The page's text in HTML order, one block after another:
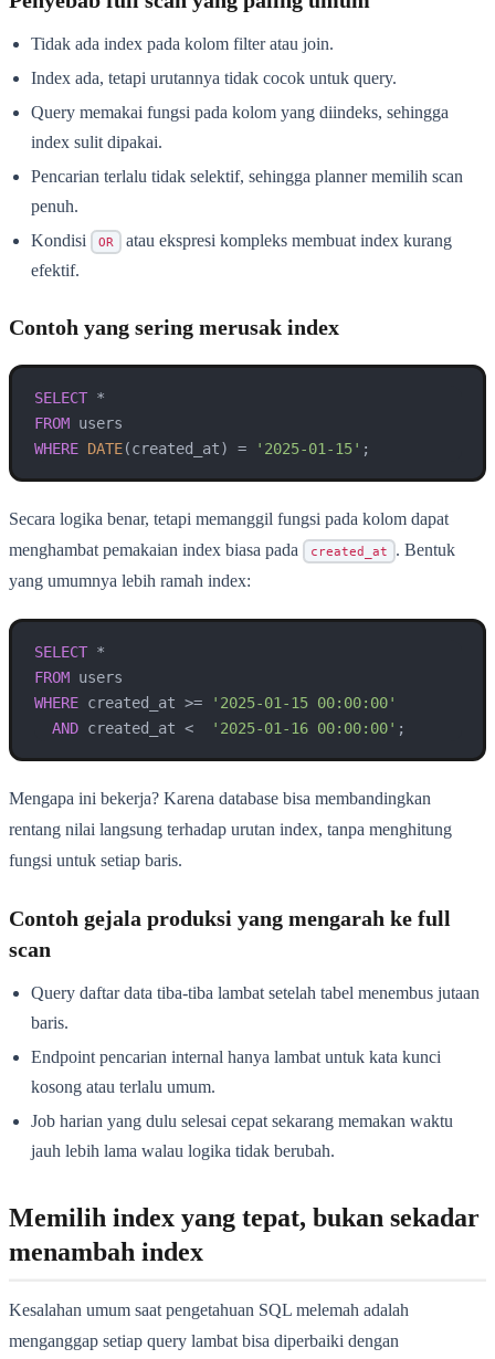
Tidak ada index pada kolom filter atau join.
Index ada, tetapi urutannya tidak cocok untuk query.
Query memakai fungsi pada kolom yang diindeks, sehingga
index sulit dipakai.
Pencarian terlalu tidak selektif, sehingga planner memilih scan
penuh.
Kondisi
OR
atau ekspresi kompleks membuat index kurang
efektif.
Contoh yang sering merusak index
SELECT *
FROM
WHERE DATE(created_at) = '2025-01-15' ;
Secara logika benar, tetapi memanggil fungsi pada kolom dapat
menghambat pemakaian index biasa pada
created_at
. Bentuk
yang umumnya lebih ramah index:
SELECT *
FROM
WHERE created_at >=
'2025-01-15 00:00:00'
AND created_at < '2025-01-16 00:00:00' ;
Mengapa ini bekerja? Karena database bisa membandingkan
rentang nilai langsung terhadap urutan index, tanpa menghitung
fungsi untuk setiap baris.
Contoh gejala produksi yang mengarah ke full
scan
Query daftar data tiba-tiba lambat setelah tabel menembus jutaan
baris.
Endpoint pencarian internal hanya lambat untuk kata kunci
kosong atau terlalu umum.
Job harian yang dulu selesai cepat sekarang memakan waktu
jauh lebih lama walau logika tidak berubah.
Memilih index yang tepat, bukan sekadar
menambah index
Kesalahan umum saat pengetahuan SQL melemah adalah
menganggap setiap query lambat bisa diperbaiki dengan